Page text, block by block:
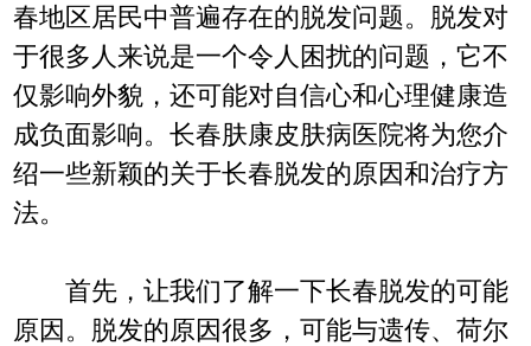
春地区居民中普遍存在的脱发问题。脱发对
于很多人来说是一个令人困扰的问题，它不
仅影响外貌，还可能对自信心和心理健康造
成负面影响。长春肤康皮肤病医院将为您介
绍一些新颖的关于长春脱发的原因和治疗方
法。
首先，让我们了解一下长春脱发的可能
原因。脱发的原因很多，可能与遗传、荷尔